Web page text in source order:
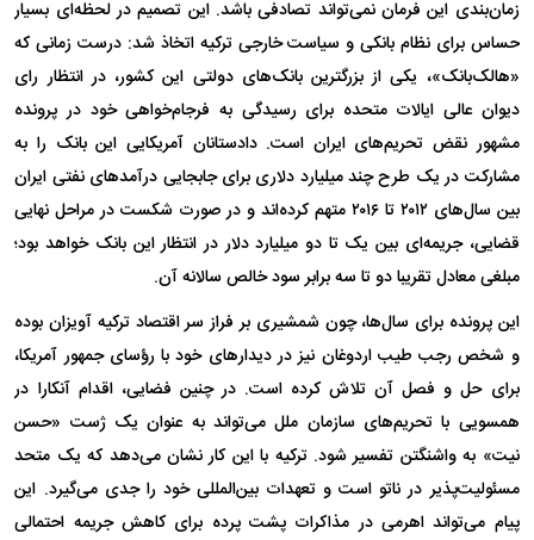
زمان‌بندی این فرمان نمی‌تواند تصادفی باشد. این تصمیم در لحظه‌ای بسیار
حساس برای نظام بانکی و سیاست خارجی ترکیه اتخاذ شد: درست زمانی که
«هالک‌بانک»، یکی از بزرگترین بانک‌های دولتی این کشور، در انتظار رای
دیوان عالی ایالات متحده برای رسیدگی به فرجام‌خواهی خود در پرونده
مشهور نقض تحریم‌های ایران است. دادستانان آمریکایی این بانک را به
مشارکت در یک طرح چند میلیارد دلاری برای جابجایی درآمد‌های نفتی ایران
بین سال‌های ۲۰۱۲ تا ۲۰۱۶ متهم کرده‌اند و در صورت شکست در مراحل نهایی
قضایی، جریمه‌ای بین یک تا دو میلیارد دلار در انتظار این بانک خواهد بود؛
مبلغی معادل تقریبا دو تا سه برابر سود خالص سالانه آن.
این پرونده برای سال‌ها، چون شمشیری بر فراز سر اقتصاد ترکیه آویزان بوده
و شخص رجب طیب اردوغان نیز در دیدار‌های خود با رؤسای جمهور آمریکا،
برای حل و فصل آن تلاش کرده است. در چنین فضایی، اقدام آنکارا در
همسویی با تحریم‌های سازمان ملل می‌تواند به عنوان یک ژست «حسن
نیت» به واشنگتن تفسیر شود. ترکیه با این کار نشان می‌دهد که یک متحد
مسئولیت‌پذیر در ناتو است و تعهدات بین‌المللی خود را جدی می‌گیرد. این
پیام می‌تواند اهرمی در مذاکرات پشت پرده برای کاهش جریمه احتمالی